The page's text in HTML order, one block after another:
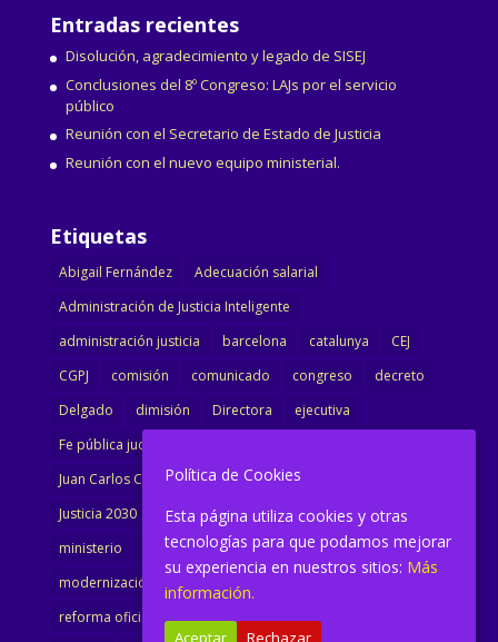
Entradas recientes
Disolución, agradecimiento y legado de SISEJ
Conclusiones del 8º Congreso: LAJs por el servicio
público
Reunión con el Secretario de Estado de Justicia
Reunión con el nuevo equipo ministerial.
Etiquetas
Abigail Fernández
Adecuación salarial
Administración de Justicia Inteligente
administración justicia
barcelona catalunya
CEJ
CGPJ
comisión comunicado congreso
decreto
Delgado
dimisión Directora
ejecutiva
Fe pública judicial
Juan Carlos Campo
Jurisprudencia
Justicia 2030
LAJ letrados
Marta Urbano
ministerio
Ministra Justicia
Ministro de Justicia
modernización
noticias
reforma oficina
renovación retribuciones
Política de Cookies
Esta página utiliza cookies y otras
tecnologías para que podamos mejorar
su experiencia en nuestros sitios: Más
información.
Aceptar Rechazar